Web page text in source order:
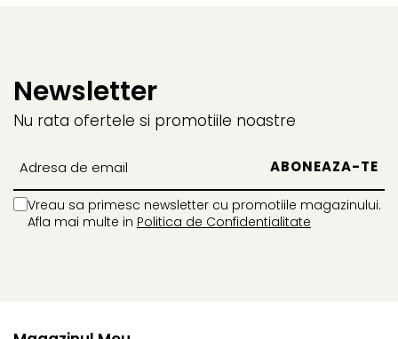
Newsletter
Nu rata ofertele si promotiile noastre
Vreau sa primesc newsletter cu promotiile magazinului.
Afla mai multe in Politica de Confidentialitate